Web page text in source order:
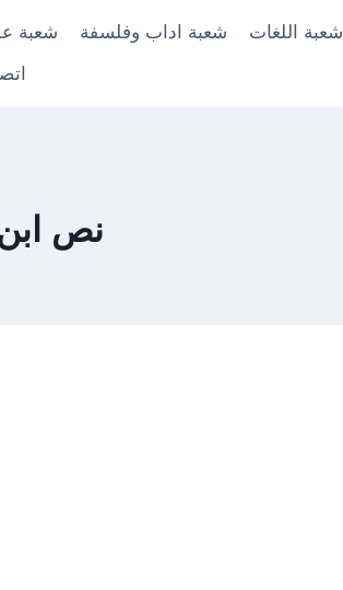
شعبة شعبة اداب وفلسفة شعبة اللغات
نص ابن رشد 4